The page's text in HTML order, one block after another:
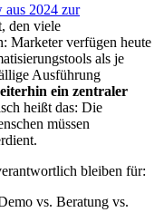
2024 zur
den viele
Marketer verfügen heute
als je
Ausführung
ein zentraler
heißt das: Die
müssen
bleiben für:
vs. Beratung vs.